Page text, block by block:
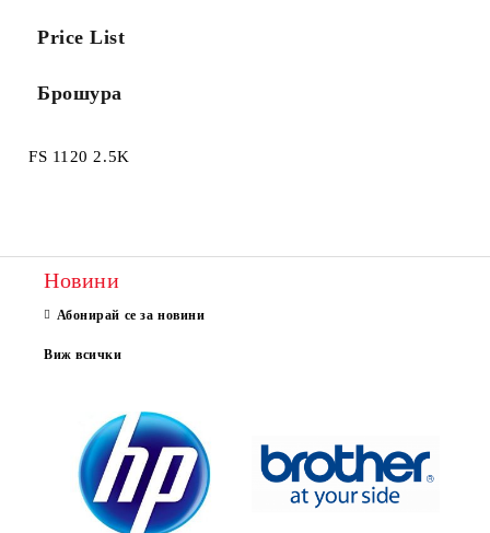
Price List
Брошура
FS 1120 2.5K
Новини
Абонирай се за новини
Виж всички